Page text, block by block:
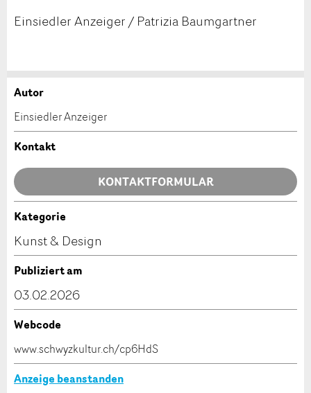
Einsiedler Anzeiger / Patrizia Baumgartner
Anzeige beanstanden
Ihr Feedback wird sehr geschätzt!
Allgemeines Feedback
Anzeige nicht mehr gültig
Anzeige unvollständig
Anzeige weiterempfehlen
Empfehlen Sie diese Anzeige an Freunde weiter.
* Eingabe erforderlich
Autor
Einsiedler Anzeiger
Kontakt
KONTAKTFORMULAR
Kontakt
Verfassen Sie eine Nachricht für die Kontaktpersonen
Kategorie
Kunst & Design
Publiziert am
03.02.2026
Webcode
www.schwyzkultur.ch/cp6HdS
Anzeige beanstanden